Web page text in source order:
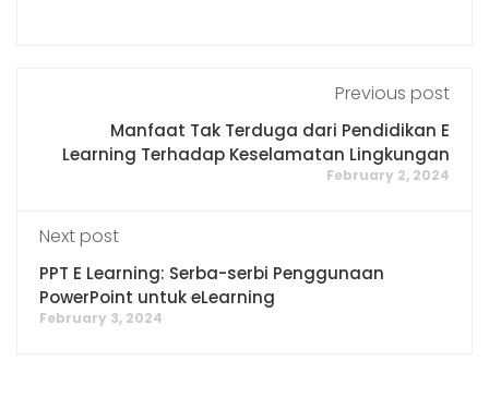
Previous post
Manfaat Tak Terduga dari Pendidikan E
Learning Terhadap Keselamatan Lingkungan
February 2, 2024
Next post
PPT E Learning: Serba-serbi Penggunaan
PowerPoint untuk eLearning
February 3, 2024